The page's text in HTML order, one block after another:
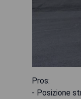
Pros:
- Posizione